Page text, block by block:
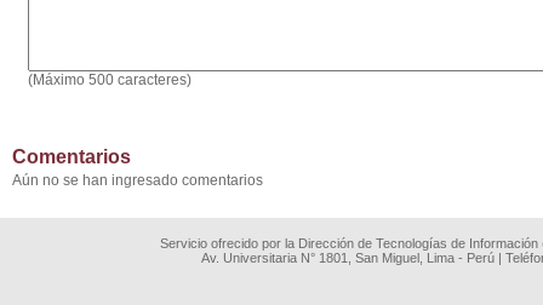
(Máximo 500 caracteres)
Comentarios
Aún no se han ingresado comentarios
Servicio ofrecido por la Dirección de Tecnologías de
Av. Universitaria N° 1801, San Miguel, Lima - Perú |